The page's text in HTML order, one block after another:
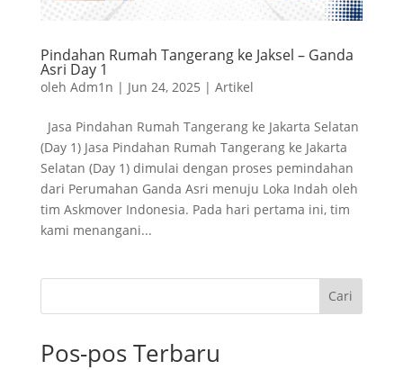
Pindahan Rumah Tangerang ke Jaksel – Ganda
Asri Day 1
oleh Adm1n | Jun 24, 2025 | Artikel
Jasa Pindahan Rumah Tangerang ke Jakarta Selatan
(Day 1) Jasa Pindahan Rumah Tangerang ke Jakarta
Selatan (Day 1) dimulai dengan proses pemindahan
dari Perumahan Ganda Asri menuju Loka Indah oleh
tim Askmover Indonesia. Pada hari pertama ini, tim
kami menangani...
Cari
Pos-pos Terbaru